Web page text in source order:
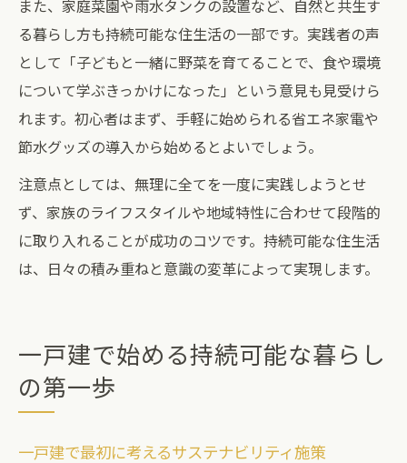
また、家庭菜園や雨水タンクの設置など、自然と共生す
る暮らし方も持続可能な住生活の一部です。実践者の声
として「子どもと一緒に野菜を育てることで、食や環境
について学ぶきっかけになった」という意見も見受けら
れます。初心者はまず、手軽に始められる省エネ家電や
節水グッズの導入から始めるとよいでしょう。
注意点としては、無理に全てを一度に実践しようとせ
ず、家族のライフスタイルや地域特性に合わせて段階的
に取り入れることが成功のコツです。持続可能な住生活
は、日々の積み重ねと意識の変革によって実現します。
一戸建で始める持続可能な暮らし
の第一歩
一戸建で最初に考えるサステナビリティ施策